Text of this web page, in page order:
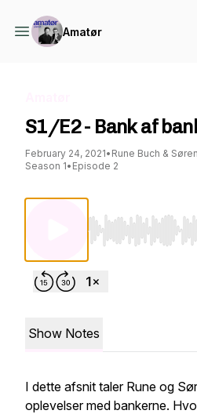
Amatør
S1/E2 - Bank af
February 24, 2021• Rune Buch &
Season 1• Episode 2
Use Left/Right to
Show Notes
I dette afsnit taler Rune og
oplevelser med bankerne.